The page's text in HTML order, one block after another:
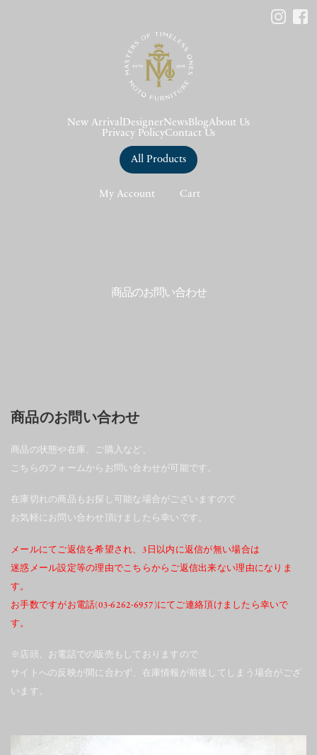
New Arrival DesignerNews BlogAbout Us
Privacy PolicyContact Us
All Products
My Account Cart
商品のお問い合わせ
商品のお問い合わせ
商品の状態や在庫、ご購入など、
こちらのフォームからお問い合わせが可能です。
在庫切れの商品もお探し可能な場合がございますので
お気軽にお問い合わせ頂けましたら幸いです。
メールにてご返信を希望され、3日以内に返信が無い場合は
迷惑メール設定等の理由でこちらからご返信出来ない理由になりま
す。
お手数ですがお電話(03-6262-6957)にてご連絡頂けましたら幸いで
す。
※店頭、お電話での販売もしておりますので
サイトへの反映が間に合わず、在庫情報が前後してしまう場合がござ
います。